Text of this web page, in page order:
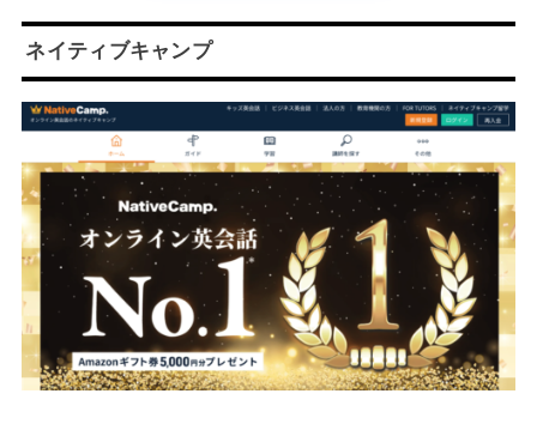
ネイティブキャンプ